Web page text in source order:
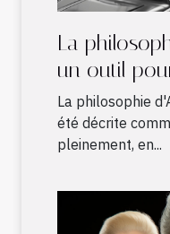
La
un outil
notre
La philosophie
été décrite
pleinement, en...